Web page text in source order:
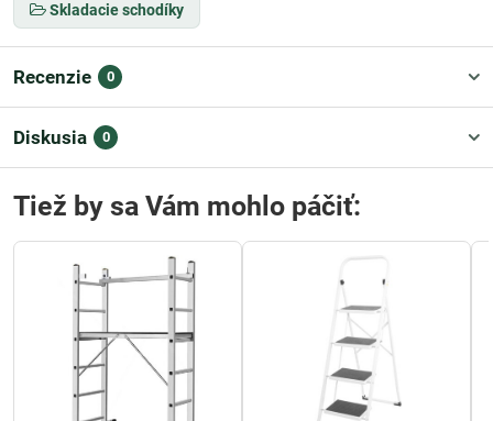
Skladacie schodíky
Recenzie 0
Diskusia 0
Tiež by sa Vám mohlo páčiť: